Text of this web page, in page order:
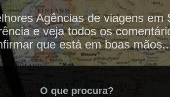
Agências de viagens em
e veja todos os
que está em boas mãos..
O que procura?